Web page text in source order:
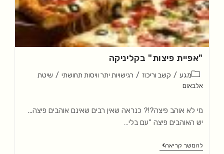
"אפיית פיצות" בקליניקה
מגע / קשב וריכוז / רגישויות יתר וויסות תחושתי / שיטת
אלבאום
מי לא אוהב פיצה?!? כנראה שאין רבים שאינם אוהבים פיצה...
יש האוהבים פיצה "עם בלי…
להמשך קריאה